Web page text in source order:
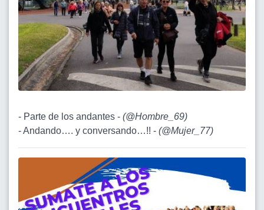
- Parte de los andantes - (@Hombre_69)
- Andando…. y conversando…!! - (@Mujer_77)